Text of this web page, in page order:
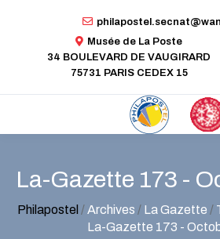
Musée de La Poste
34 BOULEVARD DE VAUGIRARD
75731 PARIS CEDEX 15
La-Gazette 173 -
Philapostel /Archives / La Gazette /
La-Gazette 173 -